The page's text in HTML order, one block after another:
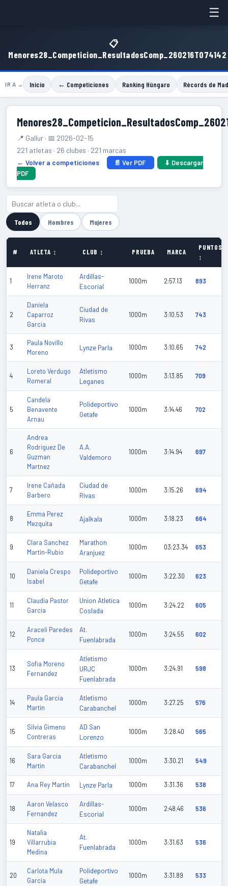
☰
📋
Menores28_Competicion_ResultadosComp_260216T074142
IR A → Inicio ← Competiciones Ranking Húngaro Récords de
📍 Gallur · 📅 2026-02-15
221 atletas · 26 clubes · 221 marcas
← Volver a competiciones
📄 Ver PDF
⬇ Descargar
PDF
Todos Hombres Mujeres
# ATLETA ↕ CLUB ↕ PRUEBA MARCA
PUNTOS
↕
1
Irene Maroto
Herranz
Ardillas-
Escorial
1000m 2:57.13 893
2
Daniela
Caparroz
Garcia
Ciudad de
Rivas
1000m 3:10.53 743
3
Paula Novillo
Moreno
Lynze Parla 1000m 3:10.65 742
4
Loreto Verdugo
Romeral
Atletismo
Leganes
1000m 3:13.85 709
5
Candela
Benavente
Arnau
Polideportivo
Getafe
1000m 3:14.46 702
6
Andrea
Rodriguez De
Guzman
Martnez
A.A.
Valdemoro
1000m 3:14.94 697
7
Irene Cañada
Barbero
Ciudad de
Rivas
1000m 3:15.26 694
8
Emma Perez
Mezquita
Ajalkala 1000m 3:18.23 664
9
Clara Sanchez
Martin-Rubio
Marathon
Aranjuez
1000m 03:23.34 653
10
Daniela Crespo
Isabel
Polideportivo
Getafe
1000m 3:22.30 623
11
Claudia Pastor
Garcia
Union Atletica
Coslada
1000m 3:24.22 605
12
Araceli Paredes
Ponce
At.
Fuenlabrada
1000m 3:24.55 602
13
Sofia Moreno
Fernandez
Atletismo
URJC
Fuenlabrada
1000m 3:24.91 598
14
Paula Garcia
Martin
Atletismo
Carabanchel
1000m 3:27.25 576
15
Silvia Gimeno
Contreras
AD San
Lorenzo
1000m 3:28.40 565
16
Sara Garcia
Martin
Atletismo
Carabanchel
1000m 3:30.21 549
17 Ana Rey Martin Lynze Parla 1000m 3:31.36 538
18
Aaron Velasco
Fernandez
Ardillas-
Escorial
1000m 2:48.46 536
19
Natalia
Villarrubia
Medina
At.
Fuenlabrada
1000m 3:31.63 536
20
Carlota Mula
Garcia
Polideportivo
Getafe
1000m 3:31.89 533